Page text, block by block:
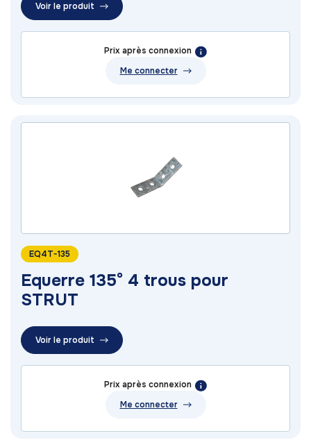
Voir le produit
Prix après connexion
Me connecter
EQ4T-135
Equerre 135° 4 trous pour
STRUT
Voir le produit
Prix après connexion
Me connecter